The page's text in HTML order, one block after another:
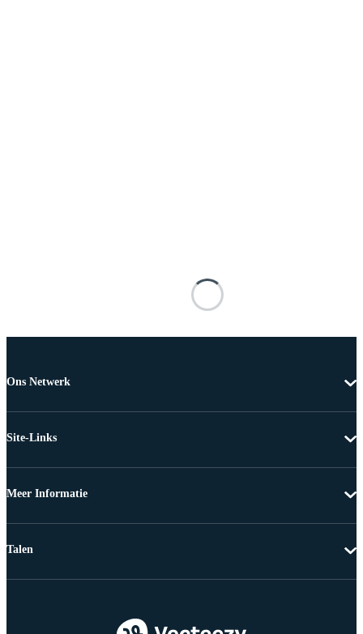
Ons Netwerk
Site-Links
Meer Informatie
Talen